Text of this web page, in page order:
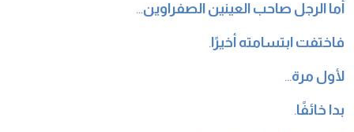
أما الرجل صاحب العينين الصفراوين…
فاختفت ابتسامته أخيرًا.
لأول مرة…
بدا خائفًا.